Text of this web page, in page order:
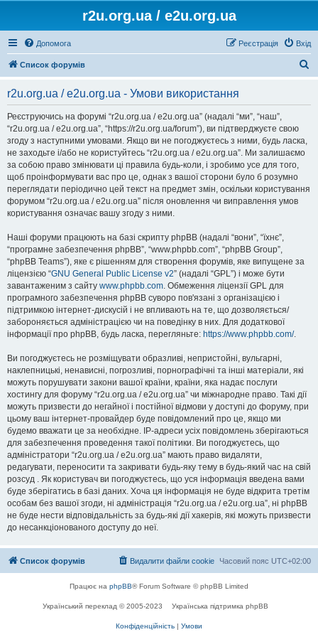
r2u.org.ua / e2u.org.ua
Допомога Вхід
Реєстрація
Список форумів
r2u.org.ua / e2u.org.ua - Умови використання
Реєструючись на форумі “r2u.org.ua / e2u.org.ua” (надалі “ми”, “наш”,
“r2u.org.ua / e2u.org.ua”, “https://r2u.org.ua/forum”), ви підтверджуєте свою
згоду з наступними умовами. Якщо ви не погоджуєтесь з ними, будь ласка,
не заходьте і/або не користуйтесь “r2u.org.ua / e2u.org.ua”. Ми залишаємо
за собою право змінювати ці правила будь-коли, і зробимо усе для того,
щоб проінформувати вас про це, однак з вашої сторони було б розумно
переглядати періодично цей текст на предмет змін, оскільки користування
форумом “r2u.org.ua / e2u.org.ua” після оновлення чи виправлення умов
користування означає вашу згоду з ними.
Наші форуми працюють на базі скрипту phpBB (надалі “вони”, “їхнє”,
“програмне забезпечення phpBB”, “www.phpbb.com”, “phpBB Group”,
“phpBB Teams”), яке є рішенням для створення форумів, яке випущене за
ліцензією “GNU General Public License v2” (надалі “GPL”) і може бути
завантаженим з сайту www.phpbb.com. Обмеження ліцензії GPL для
програмного забезпечення phpBB суворо пов'язані з організацією і
підтримкою інтернет-дискусій і не впливають на те, що дозволяється/
забороняється адміністрацією чи на поведінку в них. Для додаткової
інформації про phpBB, будь ласка, перегляньте: https://www.phpbb.com/.
Ви погоджуєтесь не розміщувати образливі, непристойні, вульгарні,
наклепницькі, ненависні, погрозливі, порнографічні та інші матеріали, які
можуть порушувати закони вашої країни, країни, яка надає послуги
хостингу для форуму “r2u.org.ua / e2u.org.ua” чи міжнародне право. Такі дії
можуть призвести до негайної і постійної відмови у доступі до форуму, при
цьому ваш інтернет-провайдер буде повідомлений про це, якщо ми
будемо вважати це за необхідне. IP-адреси усіх повідомлень зберігаються
для забезпечення проведення такої політики. Ви погоджуєтесь, що
адміністратори “r2u.org.ua / e2u.org.ua” мають право видаляти,
редагувати, переносити та закривати будь-яку тему в будь-який час на свій
розсуд . Як користувач ви погоджуєтесь, що уся інформація введена вами
буде зберігатись в базі даних. Хоча ця інформація не буде відкрита третім
особам без вашої згоди, ні адміністрація “r2u.org.ua / e2u.org.ua”, ні phpBB
не буде нести відповідальність за будь-які дії хакерів, які можуть призвести
до несанкціонованого доступу до неї.
Список форумів Часовий пояс UTC+02:00
Видалити файли cookie
Працює на phpBB® Forum Software © phpBB Limited
Український переклад © 2005-2023 Українська підтримка phpBB
Конфіденційність | Умови